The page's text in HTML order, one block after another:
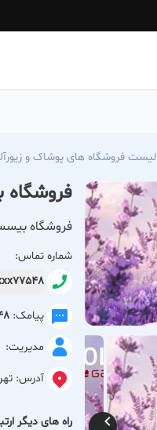
لیست فروشگاه های پوشاک و
فروشگاه
شماره تماس:
پیامک:
مدیریت:
آدرس:
راه های دیگر